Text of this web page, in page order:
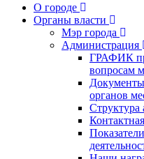
О городе
Органы власти
Мэр города
Администрация
ГРАФИК
вопросам
органов
Структура